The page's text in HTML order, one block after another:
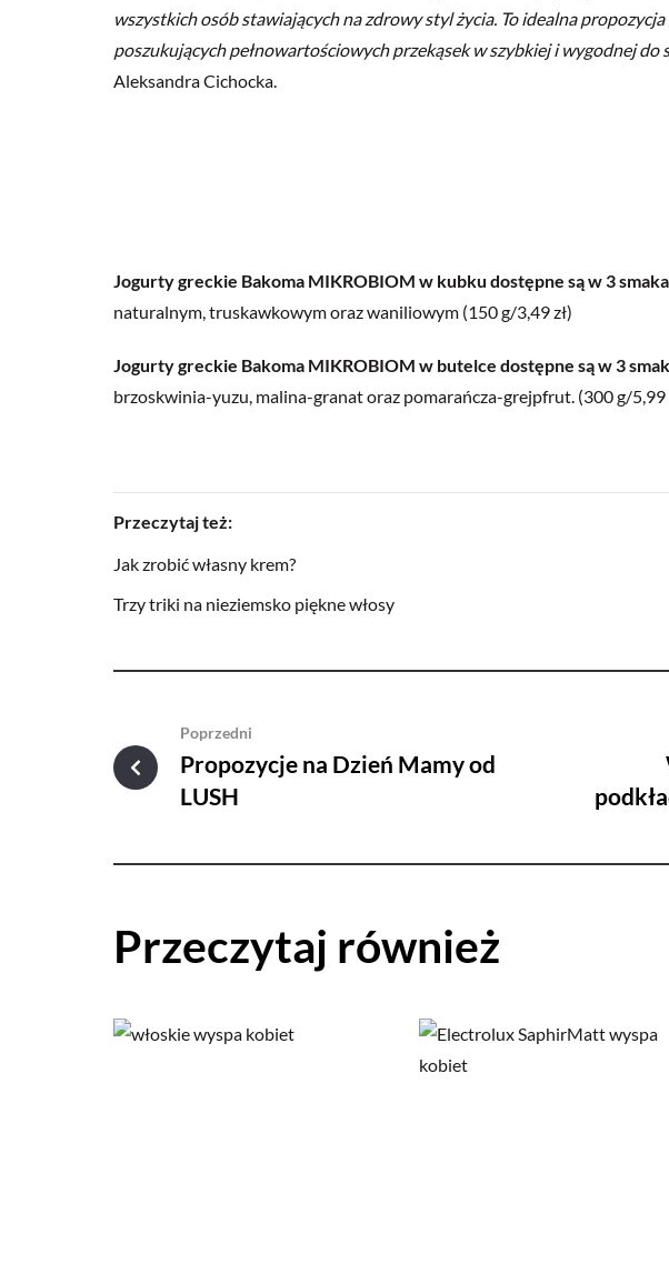
wszystkich osób stawiających na zdrowy styl życia. To idealna
poszukujących pełnowartościowych przekąsek w szybkiej i wygodnej do
Aleksandra Cichocka.
Jogurty greckie Bakoma MIKROBIOM w kubku dostępne są w 3
naturalnym, truskawkowym oraz waniliowym (150 g/3,49 zł)
Jogurty greckie Bakoma MIKROBIOM w butelce dostępne są w 3
brzoskwinia-yuzu, malina-granat oraz pomarańcza-grejpfrut. (300 g/5,99
Przeczytaj też:
Jak zrobić własny krem?
Trzy triki na nieziemsko piękne włosy
Poprzedni
Propozycje na Dzień Mamy od
LUSH
Przeczytaj również